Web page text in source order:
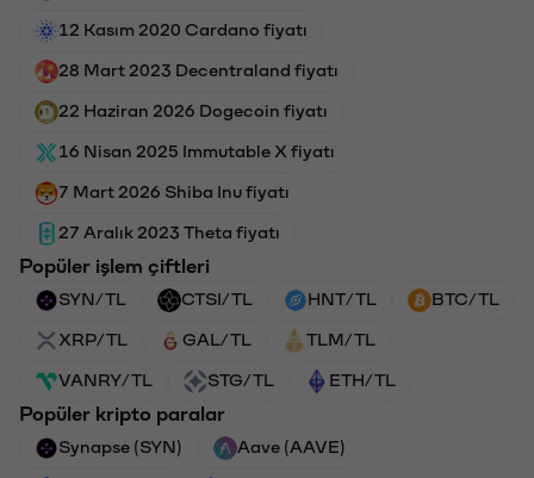
12 Kasım 2020 Cardano fiyatı
28 Mart 2023 Decentraland fiyatı
22 Haziran 2026 Dogecoin fiyatı
16 Nisan 2025 Immutable X fiyatı
7 Mart 2026 Shiba Inu fiyatı
27 Aralık 2023 Theta fiyatı
Popüler işlem çiftleri
SYN/TL CTSI/TL HNT/TL BTC/TL
XRP/TL GAL/TL TLM/TL
VANRY/TL STG/TL ETH/TL
Popüler kripto paralar
Synapse (SYN) Aave (AAVE)